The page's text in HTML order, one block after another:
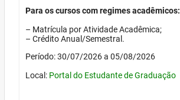
Para os cursos com regimes acadêmicos:
– Matrícula por Atividade Acadêmica;
– Crédito Anual/Semestral.
Período: 30/07/2026 a 05/08/2026
Local: Portal do Estudante de Graduação